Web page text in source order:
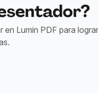
Lumin PDF para lograr